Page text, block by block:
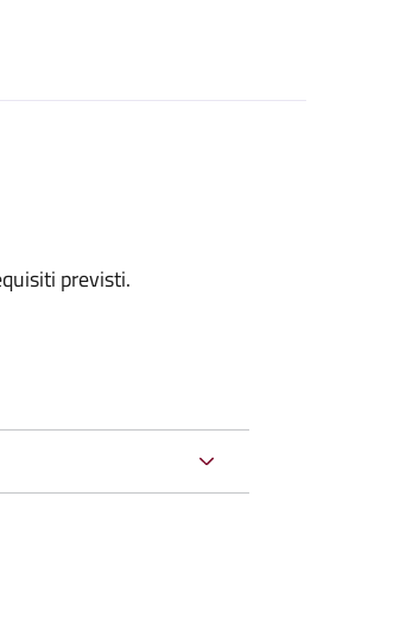
previsti.